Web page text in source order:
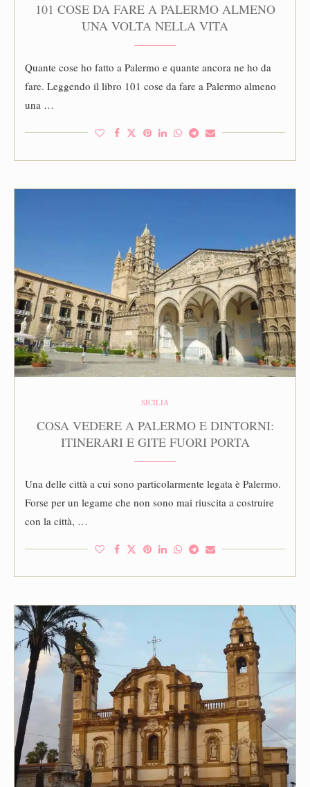
101 COSE DA FARE A PALERMO ALMENO
UNA VOLTA NELLA VITA
Quante cose ho fatto a Palermo e quante ancora ne ho da
fare. Leggendo il libro 101 cose da fare a Palermo almeno
una …
SICILIA
COSA VEDERE A PALERMO E DINTORNI:
ITINERARI E GITE FUORI PORTA
Una delle città a cui sono particolarmente legata è Palermo.
Forse per un legame che non sono mai riuscita a costruire
con la città, …